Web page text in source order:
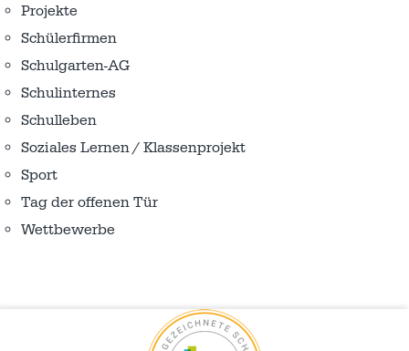
Projekte
Schülerfirmen
Schulgarten-AG
Schulinternes
Schulleben
Soziales Lernen / Klassenprojekt
Sport
Tag der offenen Tür
Wettbewerbe